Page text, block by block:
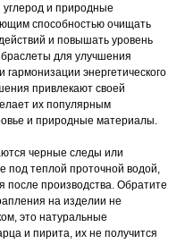
и природные
способностью очищать
и повышать уровень
для улучшения
гармонизации энергетического
привлекают своей
их популярным
и природные материалы.
черные следы или
под теплой проточной водой,
после производства. Обратите
на изделии не
это натуральные
и пирита, их не получится